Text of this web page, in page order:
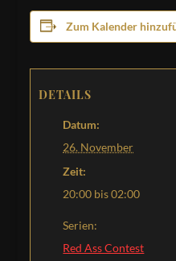
Zum Kalender
DETAILS
Datum:
26. November
Zeit:
20:00 bis 02:00
Serien:
Red Ass Contest